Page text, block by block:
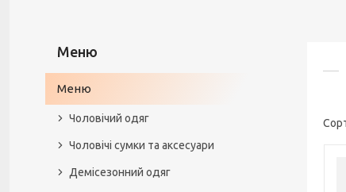
Меню
Чоловічий одяг
Чоловічі сумки та аксесуари
Демісезонний одяг